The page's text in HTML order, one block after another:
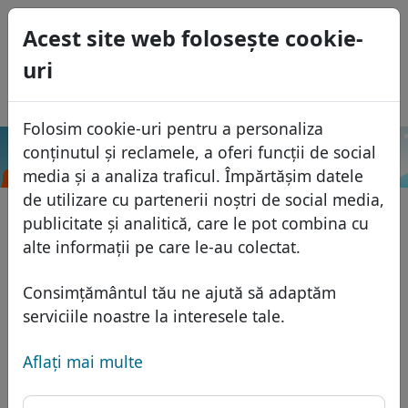
Acest site web foloseşte cookie-
uri
Folosim cookie-uri pentru a personaliza
conținutul și reclamele, a oferi funcții de social
media și a analiza traficul. Împărtășim datele
de utilizare cu partenerii noștri de social media,
publicitate și analitică, care le pot combina cu
alte informații pe care le-au colectat.
Consimțământul tău ne ajută să adaptăm
serviciile noastre la interesele tale.
Aflaţi mai multe
Domenii
Baza domeniilor
Domenii africane
Domenii asiatice
Domenii europene
Domeniile din Orientul Mijlociu
Lista de preţuri
Reduceri
Transfer
Caută
Protecţia ID
Gazduire DNS
FAQ
USD
EUR
GBP
Español
Français
Italiano
Português
Eesti
.red Caută